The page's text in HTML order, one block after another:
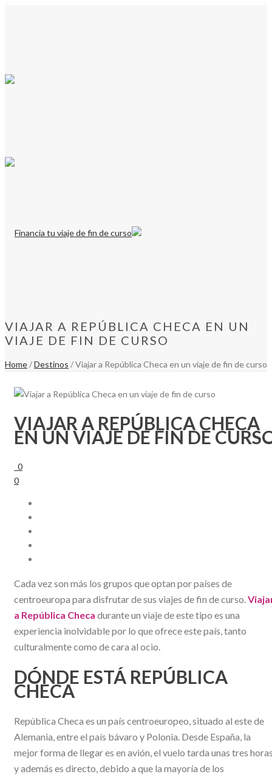
VIAJAR A REPÚBLICA CHECA EN UN
VIAJE DE FIN DE CURSO
Home/Destinos / Viajar a República Checa en un viaje de fin de curso
VIAJAR A REPÚBLICA CHECA
EN UN VIAJE DE FIN DE
0
0
Cada vez son más los grupos que optan por países de
centroeuropa para disfrutar de sus viajes de fin de curso.
a República Checa durante un viaje de este tipo es una
experiencia inolvidable por lo que ofrece este país, tanto
culturalmente como de cara al ocio.
DÓNDE ESTÁ REPÚBLICA
CHECA
República Checa es un país centroeuropeo, situado al este de
Alemania, entre el país bávaro y Polonia. Desde España, la
mejor forma de llegar es en avión, el vuelo tarda unas tres
y además es directo, debido a que la mayoría de los